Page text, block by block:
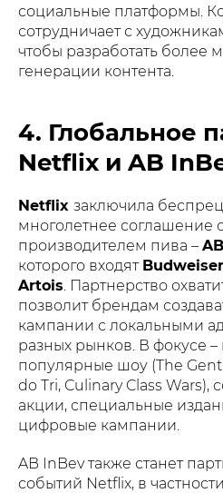
социальные платформы.
сотрудничает с
чтобы разработать
генерации контента.
4. Глобальное
Netflix и AB
Netflix заключила
многолетнее
производителем пива –
которого входят
Artois. Партнерство
позволит брендам
кампании с локальными
разных рынков. В фокусе –
популярные шоу (The
do Tri, Culinary Class
акции, специальные
цифровые кампании.
AB InBev также станет
событий Netflix, в